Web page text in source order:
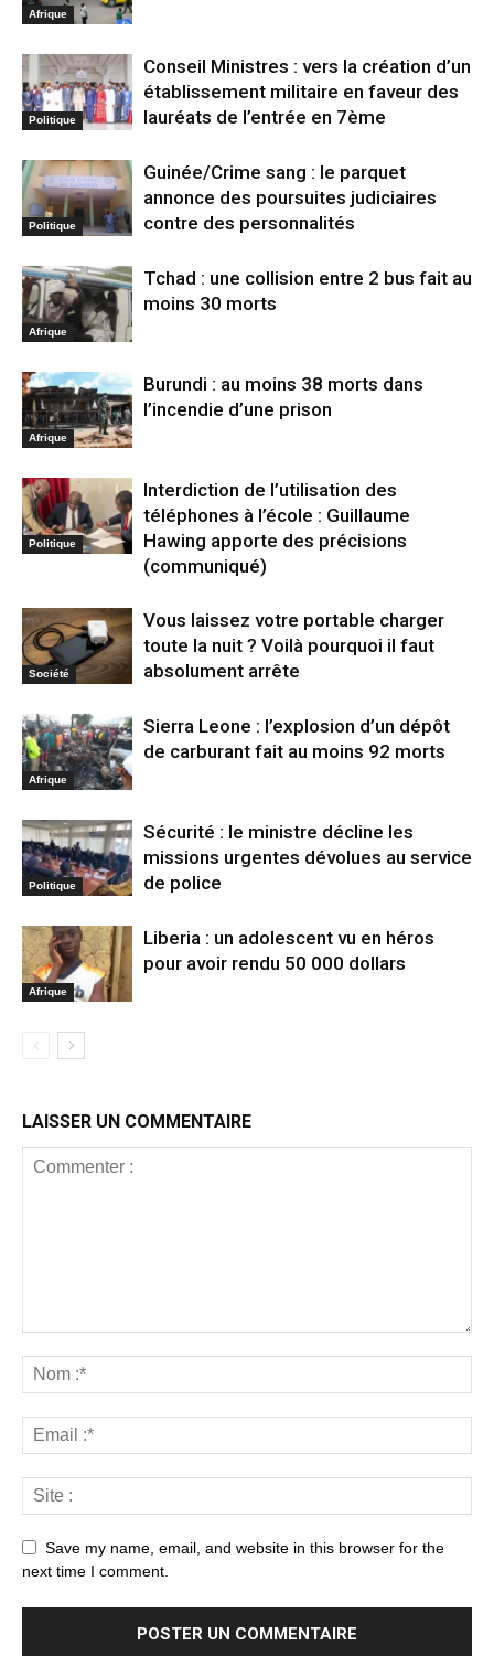
Afrique
Politique
Conseil Ministres : vers la création d’un
établissement militaire en faveur des
lauréats de l’entrée en 7ème
Politique
Guinée/Crime sang : le parquet
annonce des poursuites judiciaires
contre des personnalités
Afrique
Tchad : une collision entre 2 bus fait au
moins 30 morts
Afrique
Burundi : au moins 38 morts dans
l’incendie d’une prison
Politique
Interdiction de l’utilisation des
téléphones à l’école : Guillaume
Hawing apporte des précisions
(communiqué)
Société
Vous laissez votre portable charger
toute la nuit ? Voilà pourquoi il faut
absolument arrête
Afrique
Sierra Leone : l’explosion d’un dépôt
de carburant fait au moins 92 morts
Politique
Sécurité : le ministre décline les
missions urgentes dévolues au service
de police
Afrique
Liberia : un adolescent vu en héros
pour avoir rendu 50 000 dollars
LAISSER UN COMMENTAIRE
Save my name, email, and website in this browser for the
next time I comment.